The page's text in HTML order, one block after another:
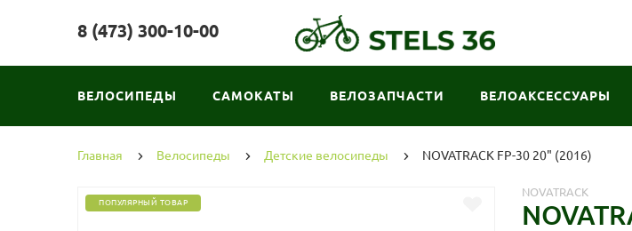
8 (473) 300-10-00
ВЕЛОСИПЕДЫ САМОКАТЫ ВЕЛОЗАПЧАСТИ ВЕЛОАКСЕССУАРЫ
Главная Велосипеды Детские велосипеды NOVATRACK FP-30 20" (2016)
ПОПУЛЯРНЫЙ ТОВАР
NOVATRACK